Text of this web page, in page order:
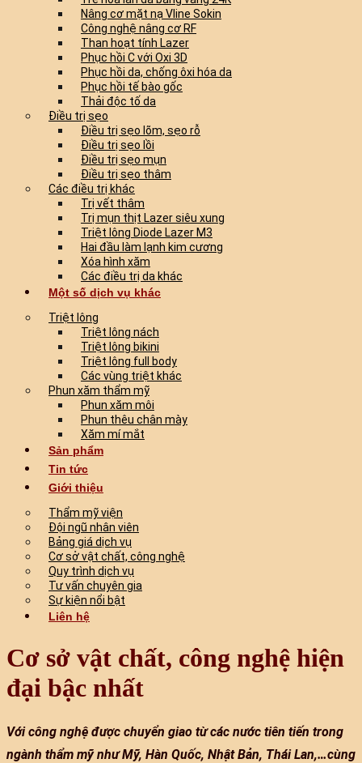
Nâng cơ mặt nạ Vline Sokin
Công nghệ nâng cơ RF
Than hoạt tính Lazer
Phục hồi C với Oxi 3D
Phục hồi da, chống ôxi hóa da
Phục hồi tế bào gốc
Thải độc tố da
Điều trị sẹo
Điều trị sẹo lõm, sẹo rỗ
Điều trị sẹo lồi
Điều trị sẹo mụn
Điều trị sẹo thâm
Các điều trị khác
Trị vết thâm
Trị mụn thịt Lazer siêu xung
Triệt lông Diode Lazer M3
Hai đầu làm lạnh kim cương
Xóa hình xăm
Các điều trị da khác
Một số dịch vụ khác
Triệt lông
Triệt lông nách
Triệt lông bikini
Triệt lông full body
Các vùng triệt khác
Phun xăm thẩm mỹ
Phun xăm môi
Phun thêu chân mày
Xăm mí mắt
Sản phẩm
Tin tức
Giới thiệu
Thẩm mỹ viện
Đội ngũ nhân viên
Bảng giá dịch vụ
Cơ sở vật chất, công nghệ
Quy trình dịch vụ
Tư vấn chuyên gia
Sự kiện nổi bật
Liên hệ
Cơ sở vật chất, công nghệ hiện
đại bậc nhất
Với công nghệ được chuyển giao từ các nước tiên tiến trong
ngành thẩm mỹ như Mỹ, Hàn Quốc, Nhật Bản, Thái Lan,…cùng